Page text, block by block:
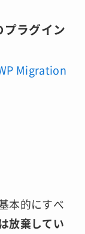
プラグイン
Migration
本的にすべ
放棄してい